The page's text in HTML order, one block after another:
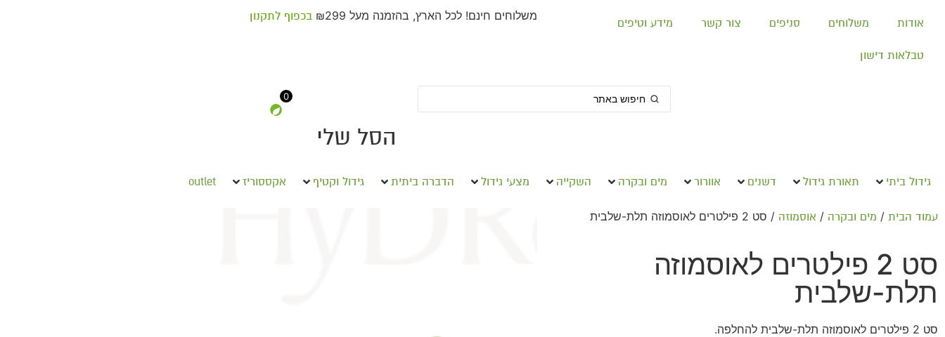
אודות משלוחים סניפים צור קשר מידע וטיפים
טבלאות דישון
משלוחים חינם! לכל הארץ, בהזמנה מעל ₪299 בכפוף לתקנון
0
הסל שלי
גידול ביתי תאורת גידול דשנים אוורור מים ובקרה השקייה מצעי גידול הדברה ביתית גידול וקטיף אקססוריז outlet
עמוד הבית / מים ובקרה / אוסמוזה / סט 2 פילטרים לאוסמוזה תלת-שלבית
סט 2 פילטרים לאוסמוזה
תלת-שלבית
סט 2 פילטרים לאוסמוזה תלת-שלבית להחלפה.